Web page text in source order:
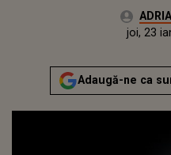
Autor:
joi, 23
Adaugă-ne ca